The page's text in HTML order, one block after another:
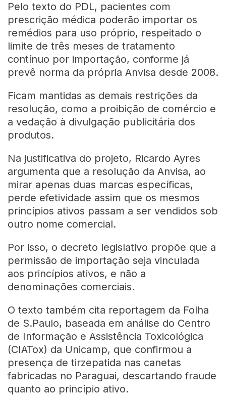
Pelo texto do PDL, pacientes com
prescrição médica poderão importar os
remédios para uso próprio, respeitado o
limite de três meses de tratamento
contínuo por importação, conforme já
prevê norma da própria Anvisa desde 2008.
Ficam mantidas as demais restrições da
resolução, como a proibição de comércio e
a vedação à divulgação publicitária dos
produtos.
Na justificativa do projeto, Ricardo Ayres
argumenta que a resolução da Anvisa, ao
mirar apenas duas marcas específicas,
perde efetividade assim que os mesmos
princípios ativos passam a ser vendidos sob
outro nome comercial.
Por isso, o decreto legislativo propõe que a
permissão de importação seja vinculada
aos princípios ativos, e não a
denominações comerciais.
O texto também cita reportagem da Folha
de S.Paulo, baseada em análise do Centro
de Informação e Assistência Toxicológica
(CIATox) da Unicamp, que confirmou a
presença de tirzepatida nas canetas
fabricadas no Paraguai, descartando fraude
quanto ao princípio ativo.